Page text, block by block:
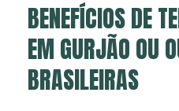
BENEFÍCIOS DE
EM GURJÃO OU
BRASILEIRAS